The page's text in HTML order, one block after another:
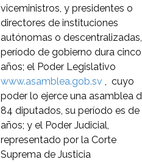
viceministros, y presidentes o
directores de instituciones
autónomas o
período de gobierno dura cinco
años; el Poder Legislativo
www.asamblea.gob.sv , cuyo
poder lo ejerce una asamblea
84 diputados, su período es de
años; y el Poder Judicial,
representado por la Corte
Suprema de Justicia